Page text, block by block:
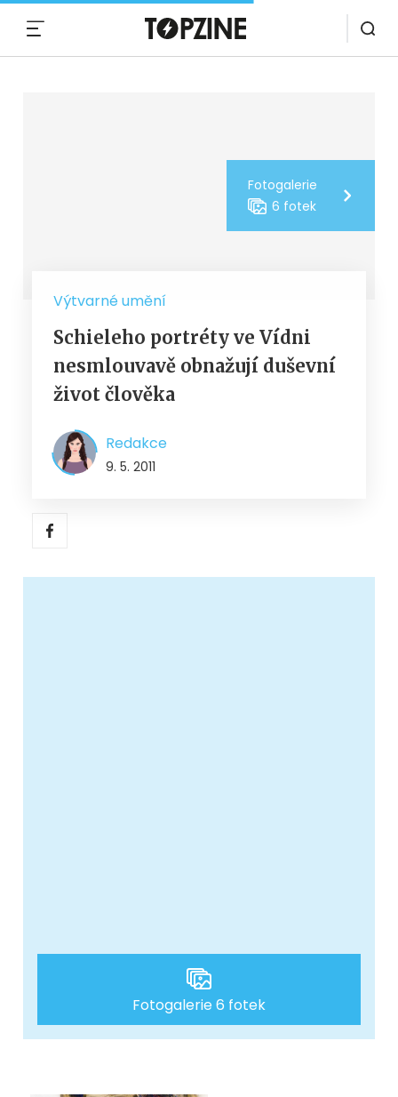
Fotogalerie
6 fotek
Výtvarné umění
Schieleho portréty ve Vídni
nesmlouvavě obnažují duševní
život člověka
Redakce
9. 5. 2011
Fotogalerie 6 fotek